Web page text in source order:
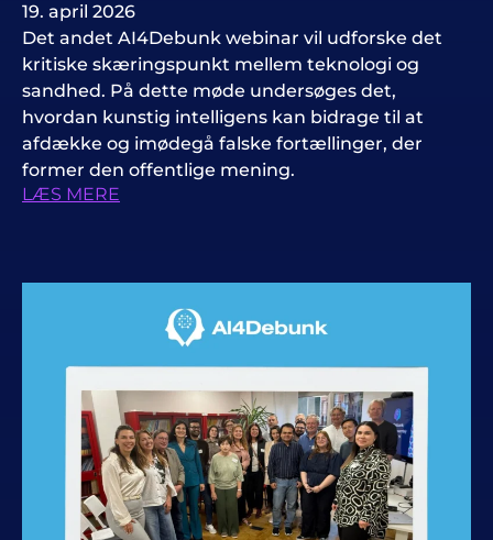
19. april 2026
Det andet AI4Debunk webinar vil udforske det
kritiske skæringspunkt mellem teknologi og
sandhed. På dette møde undersøges det,
hvordan kunstig intelligens kan bidrage til at
afdække og imødegå falske fortællinger, der
former den offentlige mening.
LÆS MERE